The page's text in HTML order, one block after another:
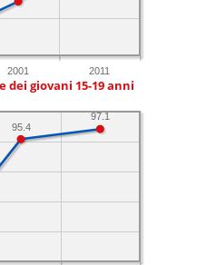
2001 2011
dei giovani 15-19 anni
97.1
95.4